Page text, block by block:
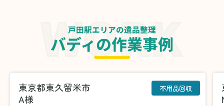
戸田駅エリアの遺品整理
バディの作業事例
東京都東久留米市
A様
不用品回収